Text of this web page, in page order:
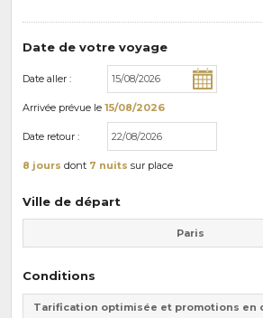
Date de votre voyage
Date aller :
Arrivée prévue le 15/08/2026
Date retour :
8 jours dont 7 nuits sur place
Ville de départ
Paris
Conditions
Tarification optimisée et promotions en